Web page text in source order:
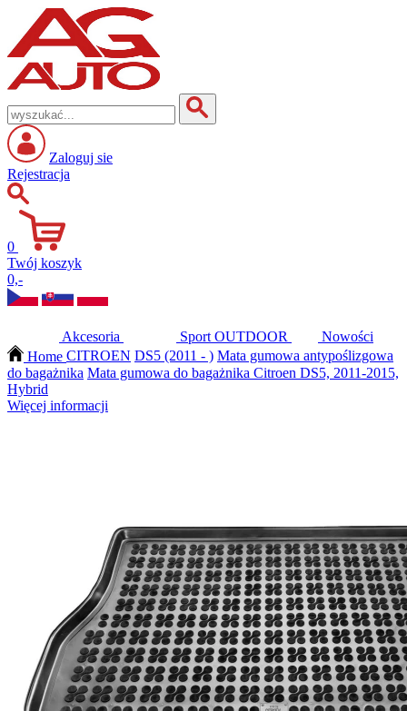
Zaloguj sie
Rejestracja
0
Twój koszyk
0,-
Akcesoria Sport OUTDOOR
Nowości
Home CITROEN DS5 (2011 - ) Mata gumowa antypoślizgowa
do bagażnika Mata gumowa do bagażnika Citroen DS5, 2011-2015,
Hybrid
Więcej informacji